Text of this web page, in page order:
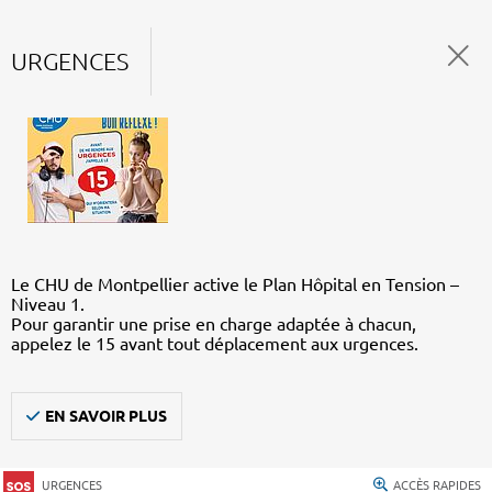
URGENCES
Le CHU de Montpellier active le Plan Hôpital en Tension –
Niveau 1.
Pour garantir une prise en charge adaptée à chacun,
appelez le 15 avant tout déplacement aux urgences.
EN SAVOIR PLUS
URGENCES ACCÈS RAPIDES